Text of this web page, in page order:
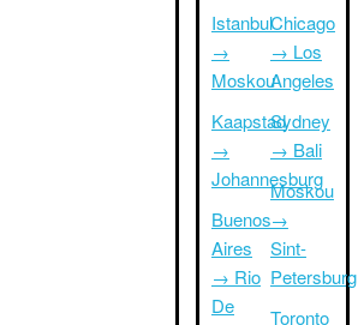
Istanbul
→
Moskou
Kaapstad
→
Johannesburg
Buenos
Aires
→ Rio
De
Chicago
→ Los
Angeles
Sydney
→ Bali
Moskou
→
Sint-
Petersburg
Toronto